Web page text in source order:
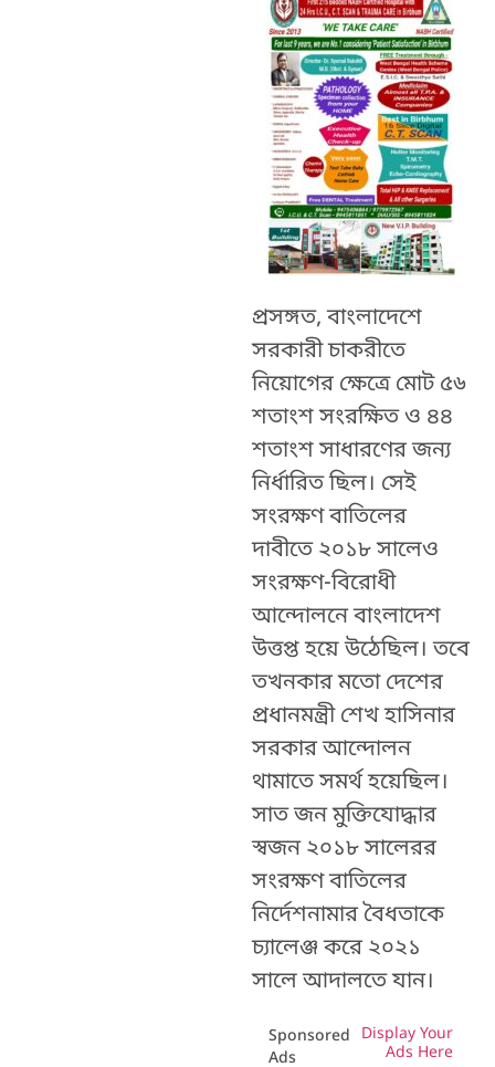
প্রসঙ্গত, বাংলাদেশে
সরকারী চাকরীতে
নিয়োগের ক্ষেত্রে মোট ৫৬
শতাংশ সংরক্ষিত ও ৪৪
শতাংশ সাধারণের জন্য
নির্ধারিত ছিল। সেই
সংরক্ষণ বাতিলের
দাবীতে ২০১৮ সালেও
সংরক্ষণ-বিরোধী
আন্দোলনে বাংলাদেশ
উত্তপ্ত হয়ে উঠেছিল। তবে
তখনকার মতো দেশের
প্রধানমন্ত্রী শেখ হাসিনার
সরকার আন্দোলন
থামাতে সমর্থ হয়েছিল।
সাত জন মুক্তিযোদ্ধার
স্বজন ২০১৮ সালেরর
সংরক্ষণ বাতিলের
নির্দেশনামার বৈধতাকে
চ্যালেঞ্জ করে ২০২১
সালে আদালতে যান।
Sponsored
Ads
Display Your
Ads Here